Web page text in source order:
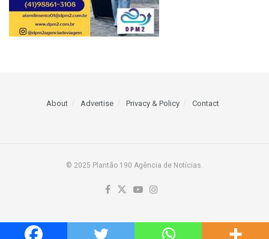
About Advertise Privacy & Policy Contact
© 2025 Plantão 190 Agência de Notícias.